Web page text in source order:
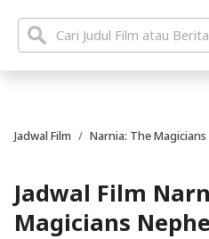
Jadwal Film Narnia: The
Jadwal Film
Magicians